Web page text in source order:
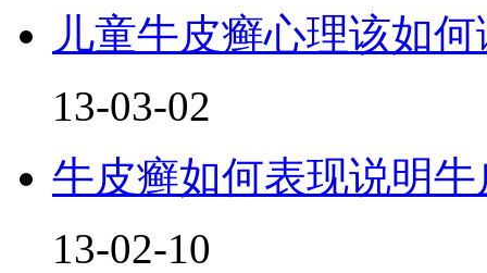
儿童牛皮癣心理该如
13-03-02
牛皮癣如何表现说明
13-02-10